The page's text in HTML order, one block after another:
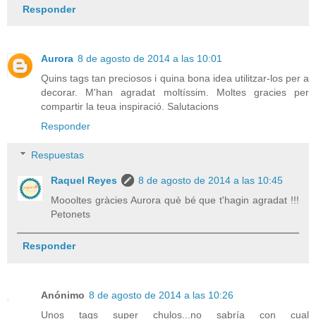
Responder
Aurora 8 de agosto de 2014 a las 10:01
Quins tags tan preciosos i quina bona idea utilitzar-los per a
decorar. M'han agradat moltíssim. Moltes gracies per
compartir la teua inspiració. Salutacions
Responder
Respuestas
Raquel Reyes
8 de agosto de 2014 a las 10:45
Moooltes gràcies Aurora què bé que t'hagin agradat !!!
Petonets
Responder
Anónimo 8 de agosto de 2014 a las 10:26
Unos tags super chulos...no sabría con cual